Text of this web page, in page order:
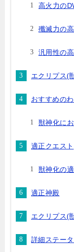
高火力の
殲滅力の
汎用性の
エクリプス(
おすすめの
獣神化に
適正クエスト
獣神化の
適正神殿
エクリプス(
詳細ステータ